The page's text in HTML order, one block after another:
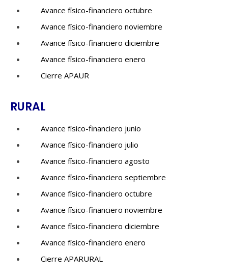
Avance físico-financiero octubre
Avance físico-financiero noviembre
Avance físico-financiero diciembre
Avance físico-financiero enero
Cierre APAUR
RURAL
Avance físico-financiero junio
Avance físico-financiero julio
Avance físico-financiero agosto
Avance físico-financiero septiembre
Avance físico-financiero octubre
Avance físico-financiero noviembre
Avance físico-financiero diciembre
Avance físico-financiero enero
Cierre APARURAL